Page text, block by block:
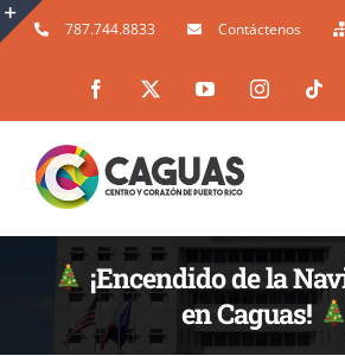
Skip
787.744.8833 Contáctenos
Facebook YouTubeInstagram
¡Encendido de la
en Caguas!